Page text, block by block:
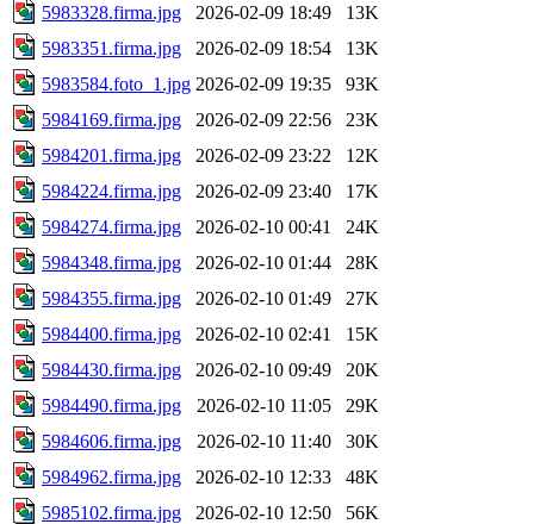
5983328.firma.jpg
2026-02-09 18:49
13K
5983351.firma.jpg
2026-02-09 18:54
13K
5983584.foto_1.jpg 2026-02-09 19:35
93K
5984169.firma.jpg
2026-02-09 22:56
23K
5984201.firma.jpg
2026-02-09 23:22
12K
5984224.firma.jpg
2026-02-09 23:40
17K
5984274.firma.jpg
2026-02-10 00:41
24K
5984348.firma.jpg
2026-02-10 01:44
28K
5984355.firma.jpg
2026-02-10 01:49
27K
5984400.firma.jpg
2026-02-10 02:41
15K
5984430.firma.jpg
2026-02-10 09:49
20K
5984490.firma.jpg
2026-02-10 11:05
29K
5984606.firma.jpg
2026-02-10 11:40
30K
5984962.firma.jpg
2026-02-10 12:33
48K
5985102.firma.jpg
2026-02-10 12:50
56K